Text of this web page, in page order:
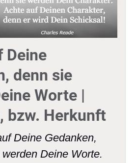
Deine
denn sie
Worte |
bzw. Herkunft
Deine Gedanken,
Deine Worte.